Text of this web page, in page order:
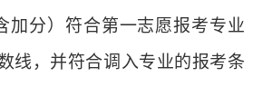
加分）符合第一志愿报考专业
线，并符合调入专业的报考条